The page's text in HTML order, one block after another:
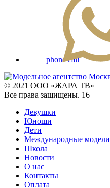
phone call
© 2021 ООО «ЖАРА ТВ»
Все права защищены. 16+
Девушки
Юноши
Дети
Международные модели
Школа
Новости
О нас
Контакты
Оплата